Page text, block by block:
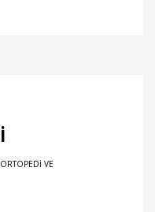
ORTOPEDI VE